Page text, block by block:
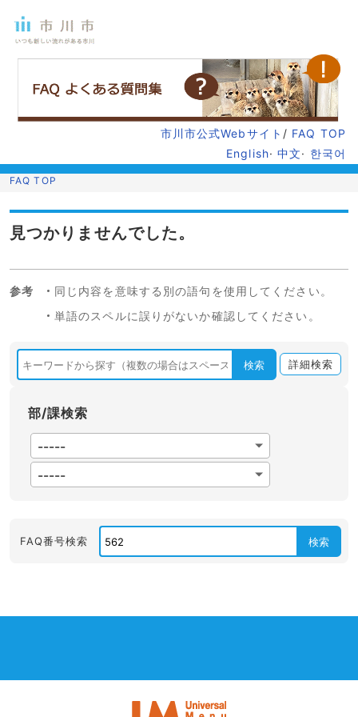
市川市公式Webサイト / FAQ TOP
English·中文· 한국어
FAQ TOP
見つかりませんでした。
参考
同じ内容を意味する別の語句を使用してください。
単語のスペルに誤りがないか確認してください。
検索 詳細検索
部/課検索
FAQ番号検索 検索